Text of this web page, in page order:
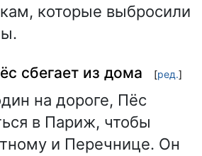
которые выбросили
сбегает из дома [ред.]
на дороге, Пёс
в Париж, чтобы
и Перечнице. Он